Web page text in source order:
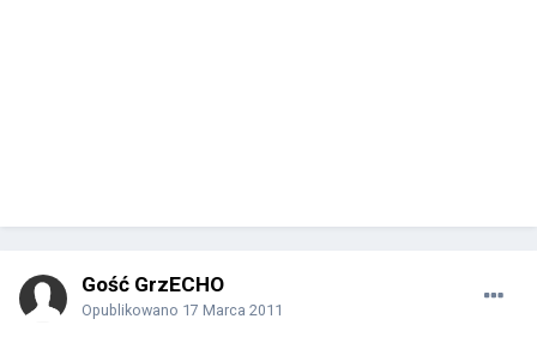
Gość GrzECHO
Opublikowano 17 Marca 2011